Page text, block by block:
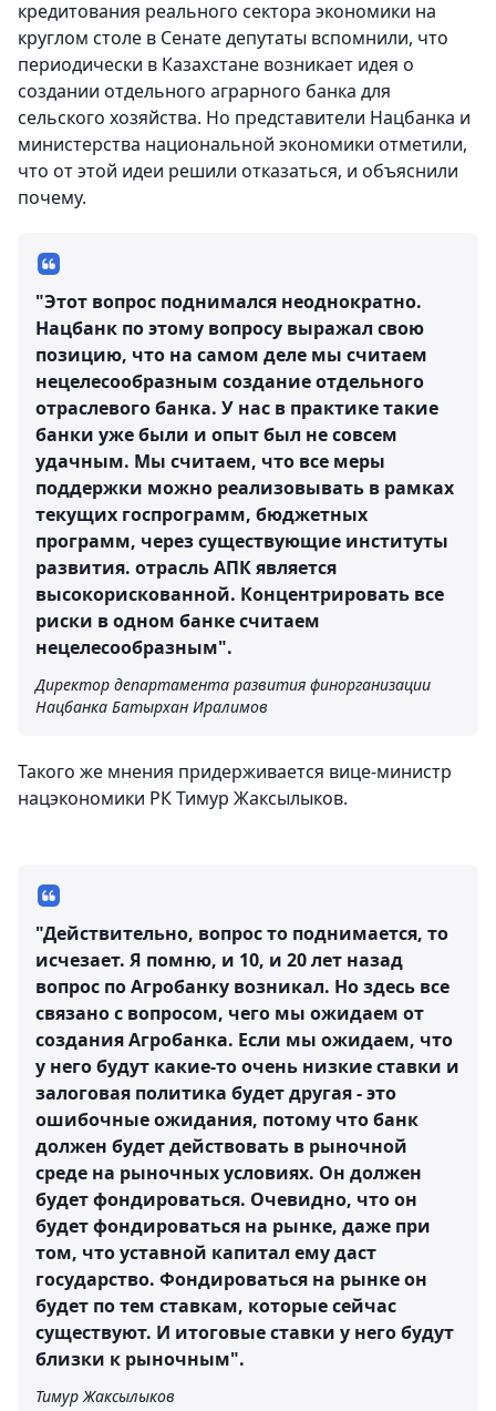
кредитования реального сектора экономики на
круглом столе в Сенате депутаты вспомнили, что
периодически в Казахстане возникает идея о
создании отдельного аграрного банка для
сельского хозяйства. Но представители Нацбанка и
министерства национальной экономики отметили,
что от этой идеи решили отказаться, и объяснили
почему.
"Этот вопрос поднимался неоднократно.
Нацбанк по этому вопросу выражал свою
позицию, что на самом деле мы считаем
нецелесообразным создание отдельного
отраслевого банка. У нас в практике такие
банки уже были и опыт был не совсем
удачным. Мы считаем, что все меры
поддержки можно реализовывать в рамках
текущих госпрограмм, бюджетных
программ, через существующие институты
развития. отрасль АПК является
высокорискованной. Концентрировать все
риски в одном банке считаем
нецелесообразным".
Директор департамента развития финорганизации
Нацбанка Батырхан Иралимов
Такого же мнения придерживается вице-министр
нацэкономики РК Тимур Жаксылыков.
"Действительно, вопрос то поднимается, то
исчезает. Я помню, и 10, и 20 лет назад
вопрос по Агробанку возникал. Но здесь все
связано с вопросом, чего мы ожидаем от
создания Агробанка. Если мы ожидаем, что
у него будут какие-то очень низкие ставки и
залоговая политика будет другая - это
ошибочные ожидания, потому что банк
должен будет действовать в рыночной
среде на рыночных условиях. Он должен
будет фондироваться. Очевидно, что он
будет фондироваться на рынке, даже при
том, что уставной капитал ему даст
государство. Фондироваться на рынке он
будет по тем ставкам, которые сейчас
существуют. И итоговые ставки у него будут
близки к рыночным".
Тимур Жаксылыков